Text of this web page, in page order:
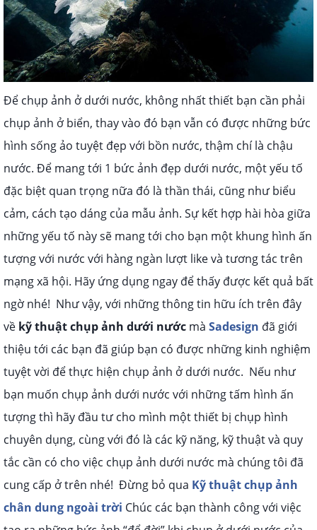
Để chụp ảnh ở dưới nước, không nhất thiết bạn cần phải
chụp ảnh ở biển, thay vào đó bạn vẫn có được những bức
hình sống ảo tuyệt đẹp với bồn nước, thậm chí là chậu
nước. Để mang tới 1 bức ảnh đẹp dưới nước, một yếu tố
đặc biệt quan trọng nữa đó là thần thái, cũng như biểu
cảm, cách tạo dáng của mẫu ảnh. Sự kết hợp hài hòa giữa
những yếu tố này sẽ mang tới cho bạn một khung hình ấn
tượng với nước với hàng ngàn lượt like và tương tác trên
mạng xã hội. Hãy ứng dụng ngay để thấy được kết quả bất
ngờ nhé! Như vậy, với những thông tin hữu ích trên đây
về kỹ thuật chụp ảnh dưới nước mà Sadesign đã giới
thiệu tới các bạn đã giúp bạn có được những kinh nghiệm
tuyệt vời để thực hiện chụp ảnh ở dưới nước. Nếu như
bạn muốn chụp ảnh dưới nước với những tấm hình ấn
tượng thì hãy đầu tư cho mình một thiết bị chụp hình
chuyên dụng, cùng với đó là các kỹ năng, kỹ thuật và quy
tắc cần có cho việc chụp ảnh dưới nước mà chúng tôi đã
cung cấp ở trên nhé! Đừng bỏ qua Kỹ thuật chụp ảnh
chân dung ngoài trời Chúc các bạn thành công với việc